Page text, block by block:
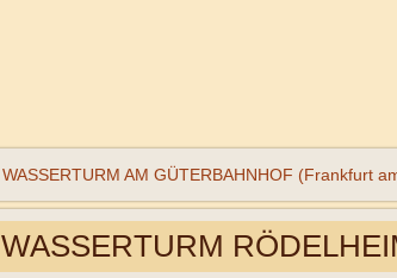
WASSERTURM AM GÜTERBAHNHOF (Frankfurt
WASSERTURM